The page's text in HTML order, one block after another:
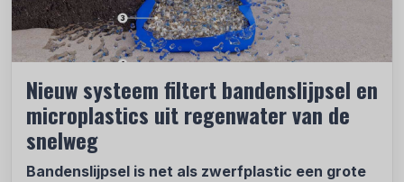
Nieuw systeem filtert bandenslijpsel en
microplastics uit regenwater van de
snelweg
Bandenslijpsel is net als zwerfplastic een grote